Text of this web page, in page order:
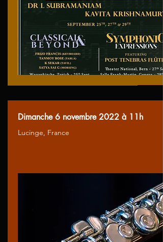
Dimanche 6 novembre 2022 à 11h
Lucinge, France